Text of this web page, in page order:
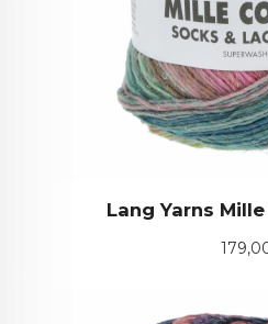
Lang Yarns
Pris